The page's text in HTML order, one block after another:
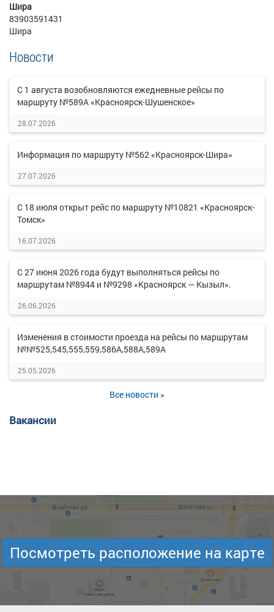
Шира
83903591431
Шира
Новости
С 1 августа возобновляются ежедневные рейсы по
маршруту №589А «Красноярск-Шушенское»
28.07.2026
Информация по маршруту №562 «Красноярск-Шира»
27.07.2026
С 18 июля открыт рейс по маршруту №10821 «Красноярск-
Томск»
16.07.2026
С 27 июня 2026 года будут выполняться рейсы по
маршрутам №8944 и №9298 «Красноярск — Кызыл».
26.06.2026
Изменения в стоимости проезда на рейсы по маршрутам
№№525,545,555,559,586А,588А,589А
25.05.2026
Все новости »
Вакансии
Посмотреть расположение на карте